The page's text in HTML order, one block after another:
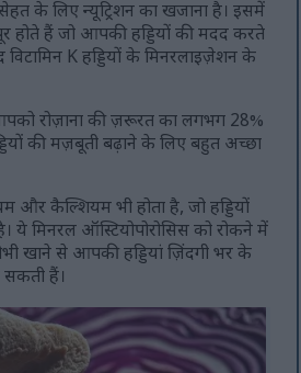
सेहत के लिए न्यूट्रिशन का खजाना है। इसमें
होते हैं जो आपकी हड्डियों की मदद करते
विटामिन K हड्डियों के मिनरलाइज़ेशन के
रोज़ाना की ज़रूरत का लगभग 28%
की मज़बूती बढ़ाने के लिए बहुत अच्छा
और कैल्शियम भी होता है, जो हड्डियों
ये मिनरल ऑस्टियोपोरोसिस को रोकने में
खाने से आपकी हड्डियां ज़िंदगी भर के
हैं।